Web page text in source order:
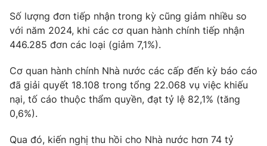
Theo dõi báo trên
Cơ quan chủ quản:Đài Truyền hình Việt Nam
Cơ quan báo chí:Thời báo VTV
Giấy phép hoạt động báo in và báo điện tử số 483/GP-BTTTT
cấp ngày 29/12/2023
Tổng Biên tập:
Vũ Thanh Thủy
Số lượng đơn tiếp nhận trong kỳ cũng giảm nhiều so
với năm 2024, khi các cơ quan hành chính tiếp nhận
446.285 đơn các loại (giảm 7,1%).
Cơ quan hành chính Nhà nước các cấp đến kỳ báo cáo
đã giải quyết 18.108 trong tổng 22.068 vụ việc khiếu
nại, tố cáo thuộc thẩm quyền, đạt tỷ lệ 82,1% (tăng
0,6%).
Qua đó, kiến nghị thu hồi cho Nhà nước hơn 74 tỷ